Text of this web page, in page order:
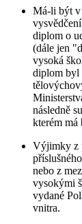
Má-li být v
diplom o
(dále jen
vysoká
diplom byl
následně
kterém
Výjimky z
nebo z
vysokými
vydané
vnitra.